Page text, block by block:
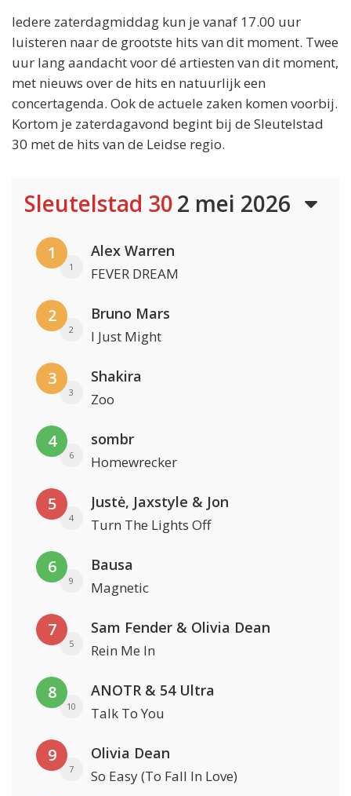
Iedere zaterdagmiddag kun je vanaf 17.00 uur
luisteren naar de grootste hits van dit moment. Twee
uur lang aandacht voor dé artiesten van dit moment,
met nieuws over de hits en natuurlijk een
concertagenda. Ook de actuele zaken komen voorbij.
Kortom je zaterdagavond begint bij de Sleutelstad
30 met de hits van de Leidse regio.
Sleutelstad 302 mei 2026
1
1
Alex Warren
FEVER DREAM
2
2
Bruno Mars
I Just Might
3
3
Shakira
Zoo
4
6
sombr
Homewrecker
5
4
Justė, Jaxstyle & Jon
Turn The Lights Off
6
9
Bausa
Magnetic
7
5
Sam Fender & Olivia Dean
Rein Me In
8
10
ANOTR & 54 Ultra
Talk To You
9
7
Olivia Dean
So Easy (To Fall In Love)